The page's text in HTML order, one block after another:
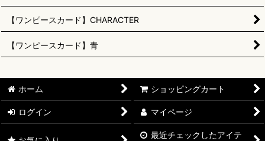
【ワンピースカード】CHARACTER
【ワンピースカード】青
ホーム ショッピングカート
ログイン マイページ
最近チェックしたアイテ